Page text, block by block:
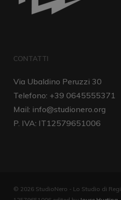
CONTATTI
Via Ubaldino Peruzzi 30
Telefono: +39 0645555371
Mail: info@studionero.org
P. IVA: IT12579651006
© 2026 StudioNero - Lo Studio di